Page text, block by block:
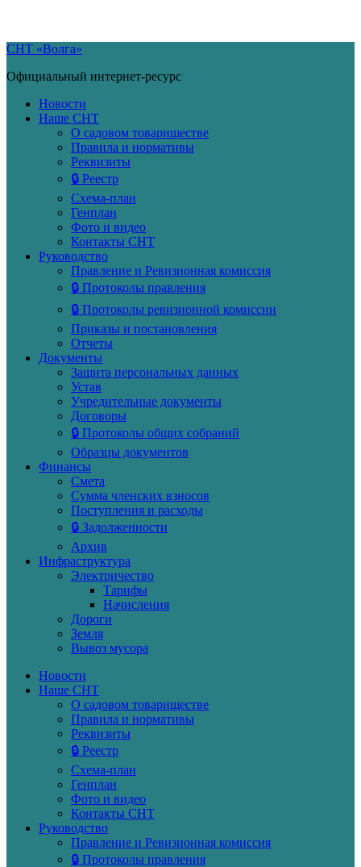
Skip
content
СНТ «Волга»
Официальный интернет-ресурс
Новости
Наше СНТ
О садовом товариществе
Правила и нормативы
Реквизиты
🔒 Реестр
Схема-план
Генплан
Фото и видео
Контакты СНТ
Руководство
Правление и Ревизионная комиссия
🔒 Протоколы правления
🔒 Протоколы ревизионной комиссии
Приказы и постановления
Отчеты
Документы
Защита персональных данных
Устав
Учредительные документы
Договоры
🔒 Протоколы общих собраний
Образцы документов
Финансы
Смета
Сумма членских взносов
Поступления и расходы
🔒 Задолженности
Архив
Инфраструктура
Электричество
Тарифы
Начисления
Дороги
Земля
Вывоз мусора
Новости
Наше СНТ
О садовом товариществе
Правила и нормативы
Реквизиты
🔒 Реестр
Схема-план
Генплан
Фото и видео
Контакты СНТ
Руководство
Правление и Ревизионная комиссия
🔒 Протоколы правления